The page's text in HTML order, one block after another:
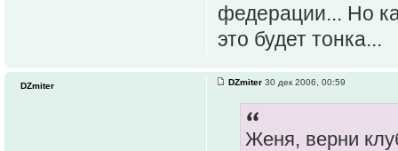
федерации... Но
это будет тонка...
DZmiter 30 дек 2006, 00:59
Женя, верни
DZmiter